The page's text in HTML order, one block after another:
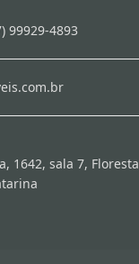
99929-4893
1642, sala 7, Floresta